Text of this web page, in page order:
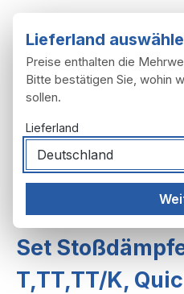
Set
T,TT,TT/K,
Lieferland
Preise enthalten die
Bitte bestätigen Sie, wohin
sollen.
Lieferland